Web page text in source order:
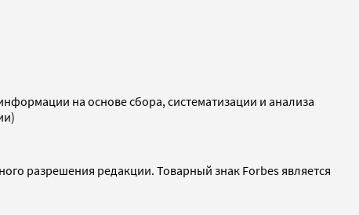
на основе сбора, систематизации и анализа
разрешения редакции. Товарный знак Forbes является